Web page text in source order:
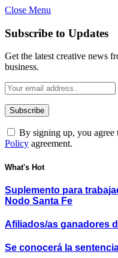
Close Menu
Subscribe to Updates
Get the latest creative news
business.
By signing up, you agree
Policy agreement.
What's Hot
Suplemento para
Nodo Santa Fe
Afiliados/as ganadores
Se conocerá la